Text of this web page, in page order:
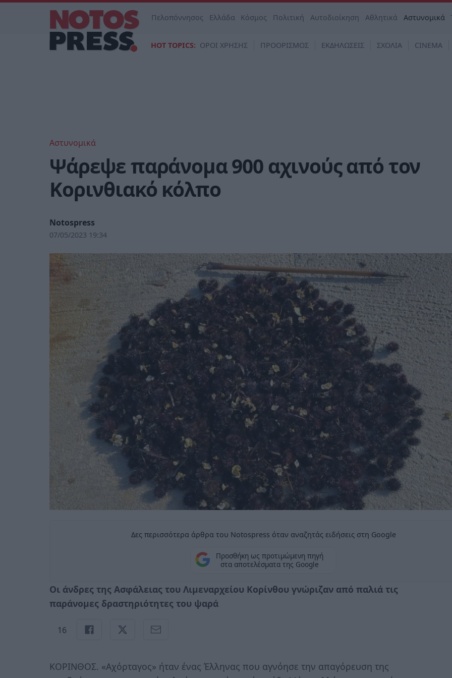
Πελοπόννησος Ελλάδα Κόσμος Πολιτική Αυτοδιοίκηση Αθλητικά Αστυνομικά
HOT TOPICS: ΟΡΟΙ ΧΡΗΣΗΣ ΠΡΟΟΡΙΣΜΟΣ ΕΚΔΗΛΩΣΕΙΣ ΣΧΟΛΙΑ CINEMA
Αστυνομικά
Ψάρεψε παράνομα 900 αχινούς από τον
Κορινθιακό κόλπο
Notospress
07/05/2023 19:34
Δες περισσότερα άρθρα του Notospress όταν αναζητάς ειδήσεις στη Google
Προσθήκη ως προτιμώμενη πηγή
στα αποτελέσματα της Google
Οι άνδρες της Ασφάλειας του Λιμεναρχείου Κορίνθου γνώριζαν από παλιά τις
παράνομες δραστηριότητες του ψαρά
16
ΚΟΡΙΝΘΟΣ. «Αχόρταγος» ήταν ένας Έλληνας που αγνόησε την απαγόρευση της